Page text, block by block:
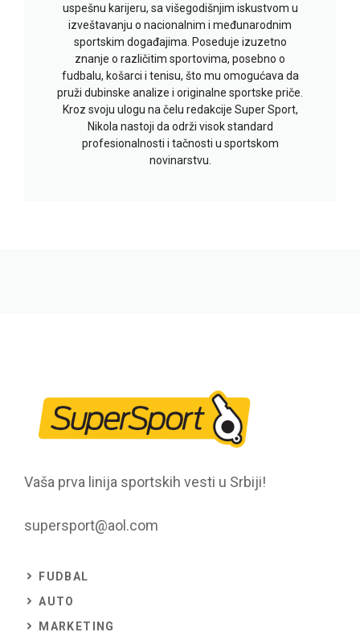
uspešnu karijeru, sa višegodišnjim iskustvom u
izveštavanju o nacionalnim i međunarodnim
sportskim događajima. Poseduje izuzetno
znanje o različitim sportovima, posebno o
fudbalu, košarci i tenisu, što mu omogućava da
pruži dubinske analize i originalne sportske priče.
Kroz svoju ulogu na čelu redakcije Super Sport,
Nikola nastoji da održi visok standard
profesionalnosti i tačnosti u sportskom
novinarstvu.
Vaša prva linija sportskih vesti u Srbiji!
supersport@aol.com
FUDBAL
AUTO
MARKETING